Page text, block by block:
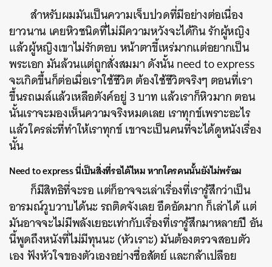
สำหรับผมมันเป็นความเจ็บปวดที่มีอย่างต่อเนื่อง
ยาวนาน เคยหิวชนิดที่ไม่มีความหวังจะได้กิน รักผู้หญิง
แล้วผู้หญิงเขาไม่รักตอบ หน้าตาขี้เหร่มากแต่อยากเป็น
พระเอก มันล้วนแต่ถูกสั่งสมมา ดังนั้น need to express
จะเกิดขึ้นก็ต่อเมื่อเราใช้ชีวิต ต้องใช้ชีวิตจริงๆ ตอนที่เรา
ขึ้นรถเมล์แล้วเหลือตังค์อยู่ 3 บาท แล้วเราก็หิวมาก ตอน
นั้นเราจะมองเห็นความจริงหมดเลย เราทุกข์เพราะอะไร
แล้วใครล่ะที่ทำให้เราทุกข์ เขาจะเป็นคนที่จะได้ดูหนังเรื่อง
นั้น
Need to expressนี่เป็นสิ่งที่รอได้ไหมหากใครคนนั้นยังไม่พร้อม
ก็มีสิทธิที่จะรอ แต่ก็อาจจะเล่าเรื่องที่เรารู้สึกว่าเป็น
อารมณ์วูบวาบได้นะ รถติดจังเลย อึดอัดมาก ก็เล่าได้ แต่
มันอาจจะไม่มีพลังเยอะเท่ากับเรื่องที่เรารู้สึกมาหลายปี อัน
นี้พูดถึงหนังที่ไม่มีทุนนะ (หัวเราะ) มันต้องตรวจสอบตัว
เอง ฟังหัวใจของตัวเองอย่างซื่อสัตย์ และกล้าเปลือย